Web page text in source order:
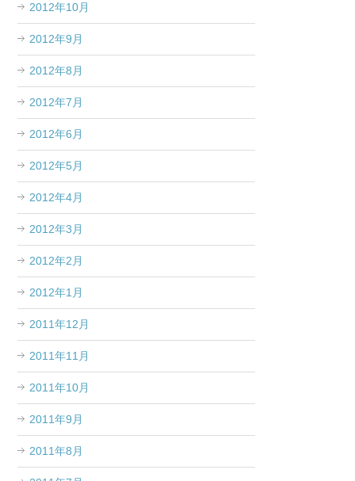
2012年10月
2012年9月
2012年8月
2012年7月
2012年6月
2012年5月
2012年4月
2012年3月
2012年2月
2012年1月
2011年12月
2011年11月
2011年10月
2011年9月
2011年8月